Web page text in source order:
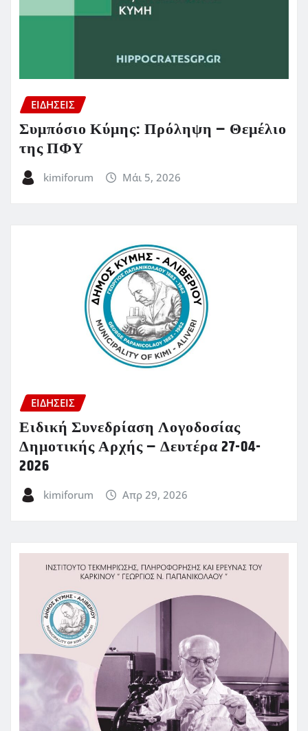
ΕΙΔΗΣΕΙΣ
Συμπόσιο Κύμης: Πρόληψη – Θεμέλιο
της ΠΦΥ
kimiforum Μάι 5, 2026
ΕΙΔΗΣΕΙΣ
Ειδική Συνεδρίαση Λογοδοσίας
Δημοτικής Αρχής – Δευτέρα 27-04-
2026
kimiforum Απρ 29, 2026